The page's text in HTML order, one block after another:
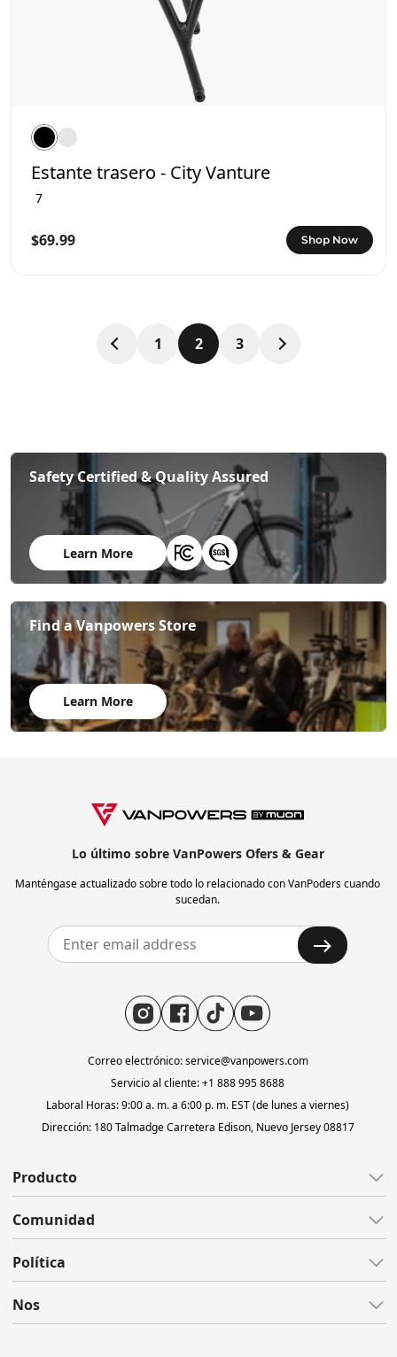
Estante trasero - City Vanture
7
$69.99 Shop Now
1 2 3
Safety Certified & Quality Assured
Learn More
Find a Vanpowers Store
Learn More
Lo último sobre VanPowers Ofers & Gear
Manténgase actualizado sobre todo lo relacionado con VanPoders cuando
sucedan.
Correo electrónico: service@vanpowers.com
Servicio al cliente: +1 888 995 8688
Laboral Horas: 9:00 a. m. a 6:00 p. m. EST (de lunes a viernes)
Dirección: 180 Talmadge Carretera Edison, Nuevo Jersey 08817
Producto
Todo terreno
Grava
Comunidad
Reseñas
Video
Política
Envío
Nos